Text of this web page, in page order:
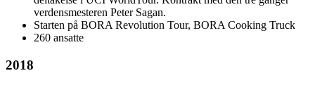
verdensmesteren Peter Sagan.
Starten på BORA Revolution Tour, BORA Cooking Truck
260 ansatte
2018